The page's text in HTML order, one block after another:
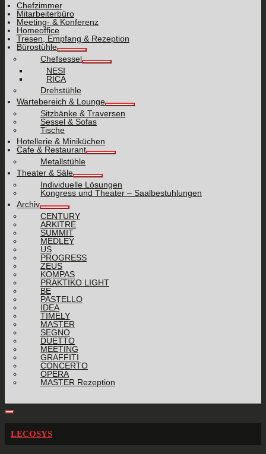
Chefzimmer
Mitarbeiterbüro
Meeting- & Konferenz
Homeoffice
Tresen, Empfang & Rezeption
Bürostühle
Chefsessel
NESI
RICA
Drehstühle
Wartebereich & Lounge
Sitzbänke & Traversen
Sessel & Sofas
Tische
Hotellerie & Miniküchen
Cafe & Restaurant
Metallstühle
Theater & Säle
Individuelle Lösungen
Kongress und Theater – Saalbestuhlungen
Archiv
CENTURY
ARKITRE
SUMMIT
MEDLEY
US
PROGRESS
ZEUS
KOMPAS
PRAKTIKO LIGHT
BE
PASTELLO
IDEA
TIMELY
MASTER
SEGNO
DUETTO
MEETING
GRAFFITI
CONCERTO
OPERA
MASTER Rezeption
LECOSYS